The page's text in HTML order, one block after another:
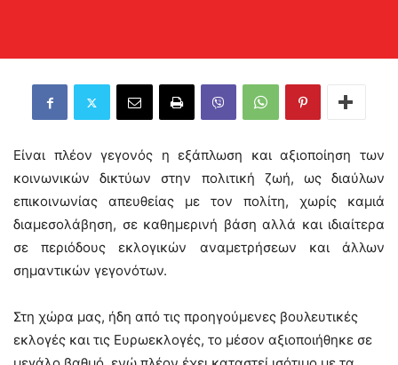
Είναι πλέον γεγονός η εξάπλωση και αξιοποίηση των
κοινωνικών δικτύων στην πολιτική ζωή, ως διαύλων
επικοινωνίας απευθείας με τον πολίτη, χωρίς καμιά
διαμεσολάβηση, σε καθημερινή βάση αλλά και ιδιαίτερα
σε περιόδους εκλογικών αναμετρήσεων και άλλων
σημαντικών γεγονότων.
Στη χώρα μας, ήδη από τις προηγούμενες βουλευτικές
εκλογές και τις Ευρωεκλογές, το μέσον αξιοποιήθηκε σε